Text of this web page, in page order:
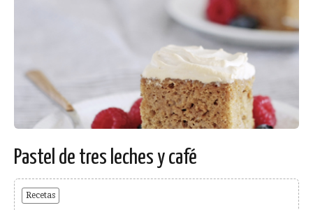
Pastel de tres leches y café
Recetas